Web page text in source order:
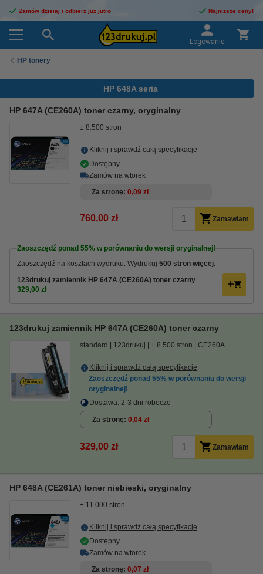
Zamów dzisiaj i odbierz już jutro Najniższe ceny!
Logowanie
HP tonery
HP 648A seria
HP 647A (CE260A) toner czarny, oryginalny
± 8.500 stron
Kliknij i sprawdź całą specyfikacje
Dostępny
Zamów na wtorek
Za stronę 0,09 zł
760,00 zł Zamawiam
Zaoszczędź ponad 55% w porównaniu do wersji oryginalnej!
Zaoszczędź na kosztach wydruku. Wydrukuj 500 stron więcej.
123drukuj zamiennik HP 647A (CE260A) toner czarny
329,00 zł
123drukuj zamiennik HP 647A (CE260A) toner czarny
standard 123drukuj ± 8.500 stron CE260A
Kliknij i sprawdź całą specyfikacje
Zaoszczędź ponad 55% w porównaniu do wersji
oryginalnej!
Dostawa: 2-3 dni robocze
Za stronę 0,04 zł
329,00 zł Zamawiam
HP 648A (CE261A) toner niebieski, oryginalny
± 11.000 stron
Kliknij i sprawdź całą specyfikacje
Dostępny
Zamów na wtorek
Za stronę 0,07 zł